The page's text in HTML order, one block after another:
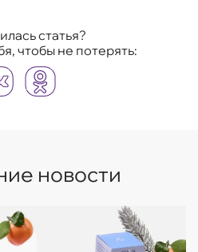
статья?
чтобы не потерять:
новости